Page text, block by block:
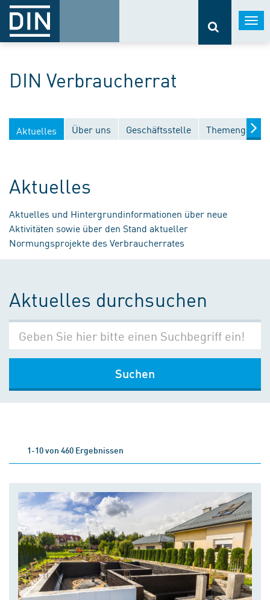
DIN Verbraucherrat
Aktuelles Über uns Geschäftsstelle
Aktuelles
Aktuelles und Hintergrundinformationen über neue
Aktivitäten sowie über den Stand aktueller
Normungsprojekte des Verbraucherrates
Aktuelles durchsuchen
Suchen
1-10 von 460 Ergebnissen